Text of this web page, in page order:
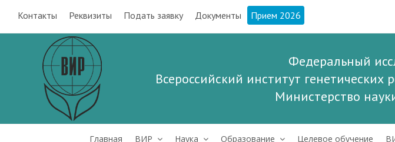
Контакты Реквизиты Подать заявку Документы Прием 2026
Федеральный
Всероссийский институт
Министерство
Главная ВИР Наука Образование Целевое обучение